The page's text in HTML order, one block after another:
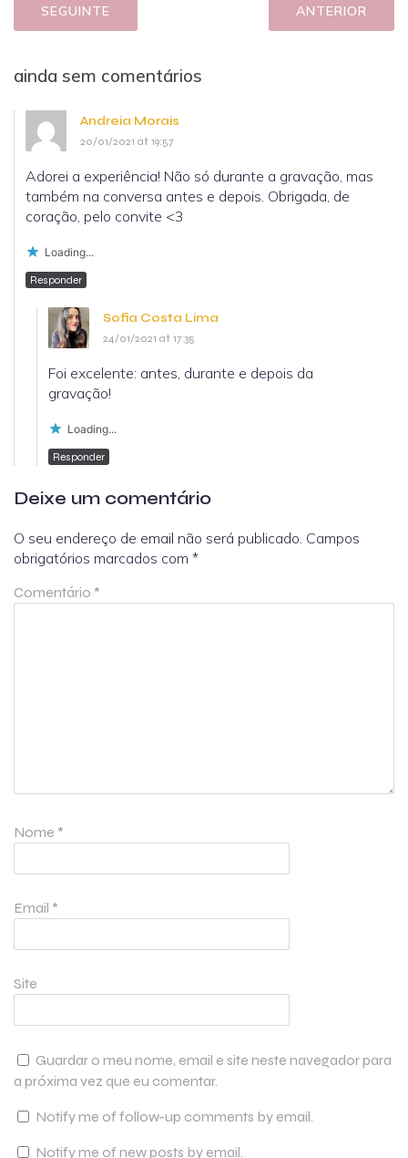
SEGUINTE ANTERIOR
ainda sem comentários
Andreia Morais
20/01/2021 at 19:57
Adorei a experiência! Não só durante a gravação, mas
também na conversa antes e depois. Obrigada, de
coração, pelo convite <3
Loading...
Responder
Sofia Costa Lima
24/01/2021 at 17:35
Foi excelente: antes, durante e depois da
gravação!
Loading...
Responder
Deixe um comentário
O seu endereço de email não será publicado. Campos
obrigatórios marcados com *
Comentário *
Nome *
Email *
Site
Guardar o meu nome, email e site neste navegador para
a próxima vez que eu comentar.
Notify me of follow-up comments by email.
Notify me of new posts by email.